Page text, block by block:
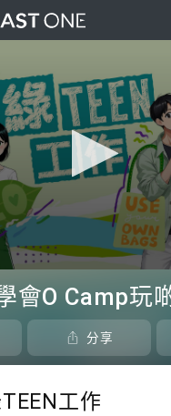
分享
工作